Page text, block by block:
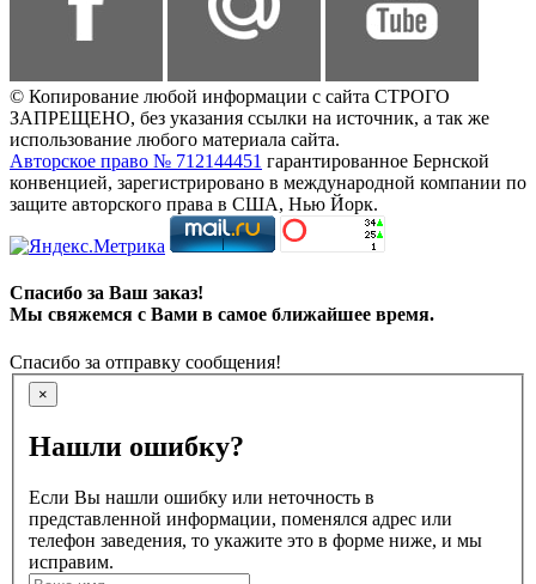
© Копирование любой информации с сайта СТРОГО
ЗАПРЕЩЕНО, без указания ссылки на источник, а так же
использование любого материала сайта.
Авторское право № 712144451 гарантированное Бернской
конвенцией, зарегистрировано в международной компании по
защите авторского права в США, Нью Йорк.
Спасибо за Ваш заказ!
Мы свяжемся с Вами в самое ближайшее время.
Спасибо за отправку сообщения!
×
Нашли ошибку?
Если Вы нашли ошибку или неточность в
представленной информации, поменялся адрес или
телефон заведения, то укажите это в форме ниже, и мы
исправим.